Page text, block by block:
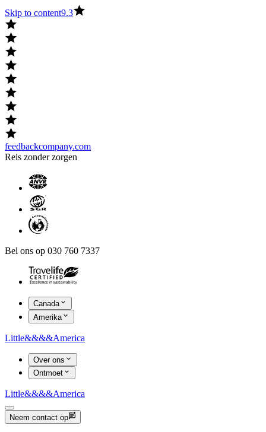
Skip to content9.3
feedbackcompany.com
Reis zonder zorgen
Bel ons op 030 760 7337
Canada
Amerika
Little&&&&America
Over ons
Ontmoet
Little&&&&America
Neem contact op